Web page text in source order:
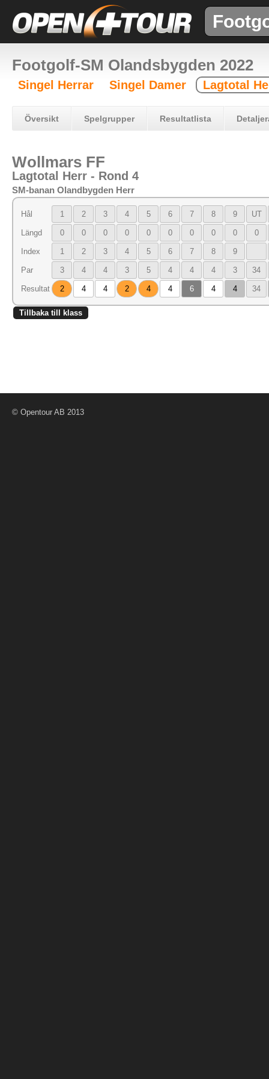
Footgolf-SM Olandsbygden 2022
Singel Herrar Singel Damer Lagtotal
Översikt Spelgrupper Resultatlista
Wollmars FF
Lagtotal Herr - Rond 4
SM-banan Olandbygden Herr
Hål 1 2 3 4 5 6 7 8 9 UT
Längd 0 0 0 0 0 0 0 0 0 0
Index 1 2 3 4 5 6 7 8 9
Par 3 4 4 3 5 4 4 4 3 34
Resultat 2 4 4 2 4 4 6 4 4 34
Tillbaka till klass
© Opentour AB 2013